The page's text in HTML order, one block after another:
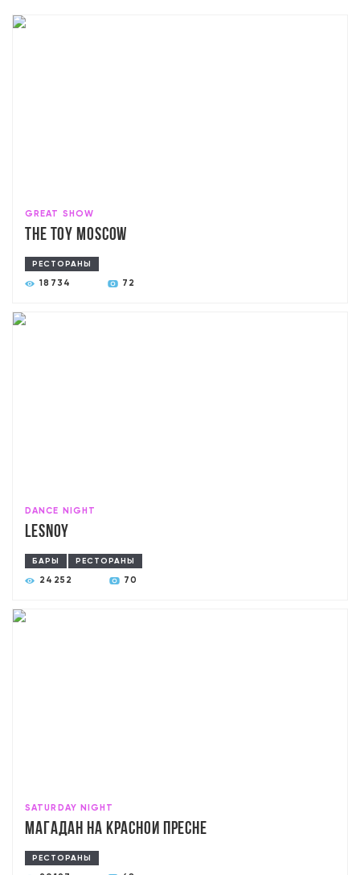
GREAT SHOW
The Toy Moscow
РЕСТОРАНЫ
18734 72
DANCE NIGHT
Lesnoy
БАРЫ РЕСТОРАНЫ
24252 70
SATURDAY NIGHT
Магадан на Красной Пресне
РЕСТОРАНЫ